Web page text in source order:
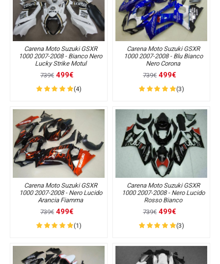
Carena Moto Suzuki GSXR
1000 2007-2008 - Bianco Nero
Lucky Strike Motul
739€ 499€
(4)
Carena Moto Suzuki GSXR
1000 2007-2008 - Blu Bianco
Nero Corona
739€ 499€
(3)
Carena Moto Suzuki GSXR
1000 2007-2008 - Nero Lucido
Arancia Fiamma
739€ 499€
(1)
Carena Moto Suzuki GSXR
1000 2007-2008 - Nero Lucido
Rosso Bianco
739€ 499€
(3)